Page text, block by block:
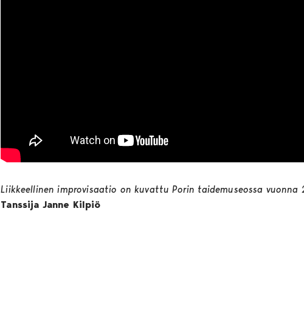
Liikkeellinen improvisaatio on kuvattu Porin taidemuseossa vuonna
Tanssija Janne Kilpiö